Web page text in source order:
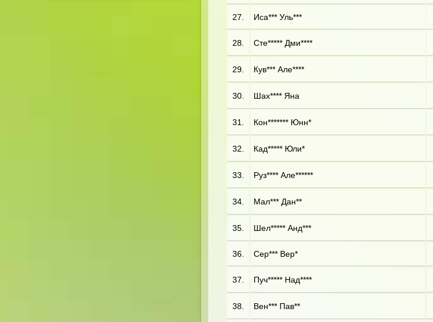
27. Иса*** Уль***
28. Сте***** Дми****
29. Кув*** Але****
30. Шах**** Яна
31. Кон******* Юнн*
32. Кад***** Юли*
33. Руз**** Але******
34. Мал*** Дан**
35. Шел***** Анд***
36. Сер*** Вер*
37. Пуч***** Над****
38. Вен*** Пав**